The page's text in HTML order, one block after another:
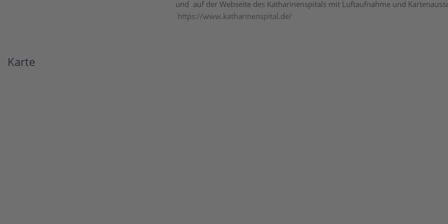
und auf der Webseite des Katharinenspitals mit Luftaufnahme und
https://www.katharinenspital.de/
Karte